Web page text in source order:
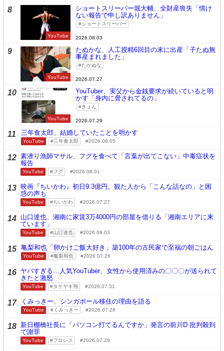
8
YouTube
ショートスリーパー堀大輔、全財産喪失「情け
ない報告で申し訳ありません」
ショートスリーパー
2026.08.03
9
YouTube
たぬかな、人工授精6回目の末に出産「子たぬ無
事産まれました」
たかぬな
2026.07.27
10
YouTube
YouTuber、実父から金銭要求が続いていると明
かす「身内に脅されてるの」
きょん
2026.07.29
11 三年食太郎、結婚していたことを明かす
YouTube 三年食太郎 2026.08.05
12 素潜り漁師マサル、フグを食べて「言葉が出てこない」中毒症状を
報告
YouTube フグ 2026.08.01
13 映画『ちいかわ』初日9.3億円。観た人から「こんな話なの」と困
惑の声も
YouTube ちいかわ 2026.07.27
14 山口達也、湘南に家賃3万4000円の部屋を借りる「湘南エリアに来
ています」
YouTube 山口達也 2026.08.03
15 亀梨和也「卵かけご飯大好き」築100年の古民家で至福の朝ごはん
YouTube 亀梨和也 2026.07.26
16 ヤバすぎる…人気YouTuber、女性から使用済みの〇〇〇が送られて
きたと激怒
YouTube タケヤキ翔 2026.07.31
17 くみっきー、シンガポール移住の理由を語る
YouTube くみっきー 2026.07.28
18 新日棚橋社長に「パソコン打てるんですか」発言の前川D 批判殺到
で謝罪
YouTube プロレス 2026.07.29